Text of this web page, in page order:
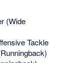
(Wide
Tackle